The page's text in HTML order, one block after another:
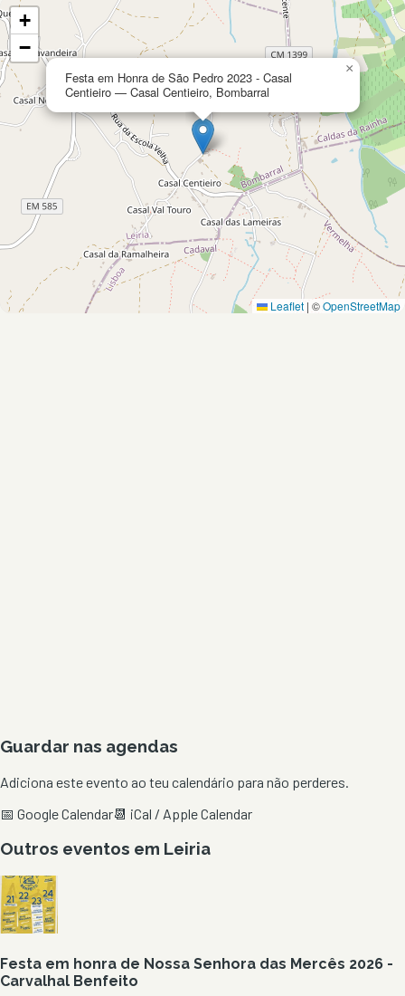
Festa em Honra de São Pedro 2023 - Casal
Centieiro — Casal Centieiro, Bombarral
×
+
−
Leaflet | ©OpenStreetMap
Guardar nas agendas
Adiciona este evento ao teu calendário para não perderes.
📅 Google Calendar📆 iCal / Apple Calendar
Outros eventos em Leiria
Festa em honra de Nossa Senhora das Mercês 2026 -
Carvalhal Benfeito